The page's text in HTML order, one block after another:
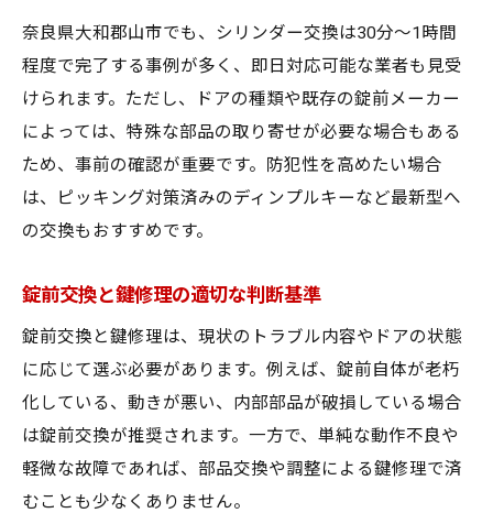
奈良県大和郡山市でも、シリンダー交換は30分〜1時間
程度で完了する事例が多く、即日対応可能な業者も見受
けられます。ただし、ドアの種類や既存の錠前メーカー
によっては、特殊な部品の取り寄せが必要な場合もある
ため、事前の確認が重要です。防犯性を高めたい場合
は、ピッキング対策済みのディンプルキーなど最新型へ
の交換もおすすめです。
錠前交換と鍵修理の適切な判断基準
錠前交換と鍵修理は、現状のトラブル内容やドアの状態
に応じて選ぶ必要があります。例えば、錠前自体が老朽
化している、動きが悪い、内部部品が破損している場合
は錠前交換が推奨されます。一方で、単純な動作不良や
軽微な故障であれば、部品交換や調整による鍵修理で済
むことも少なくありません。